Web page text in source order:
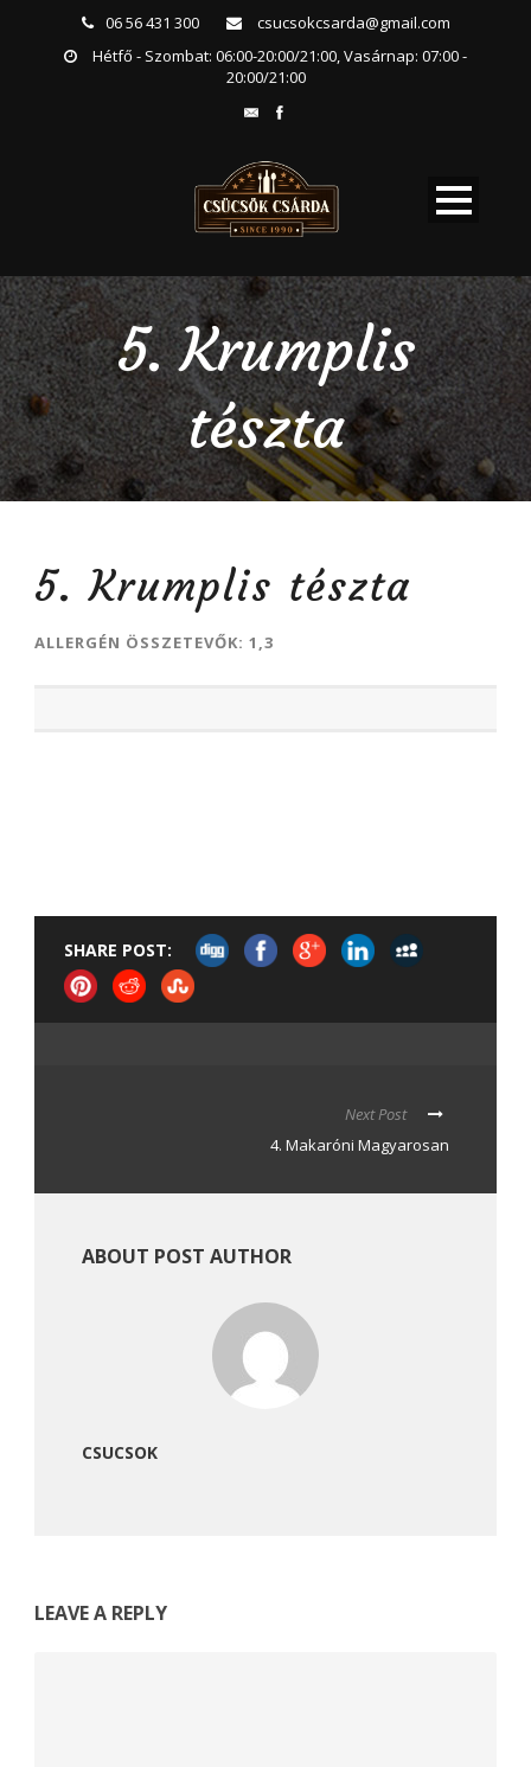
06 56 431 300
csucsokcsarda@gmail.com
Hétfő - Szombat: 06:00-20:00/21:00, Vasárnap: 07:00 -
20:00/21:00
5. Krumplis
tészta
5. Krumplis tészta
ALLERGÉN ÖSSZETEVŐK: 1,3
SHARE POST:
Next Post
4. Makaróni Magyarosan
ABOUT POST AUTHOR
CSUCSOK
LEAVE A REPLY